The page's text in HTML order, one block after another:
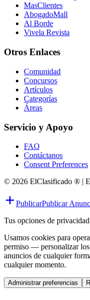
MasClientes
AbogadoMall
Al Borde
Vivela Revista
Otros Enlaces
Comunidad
Concursos
Artículos
Categorías
Áreas
Servicio y Apoyo
FAQ
Contáctanos
Consent Preferences
© 2026 ElClasificado ® |
PublicarPublicar
Tus opciones de privacidad
Usamos cookies para
permiso — personalizar los
anuncios de cualquier
cualquier momento.
Administrar preferencias